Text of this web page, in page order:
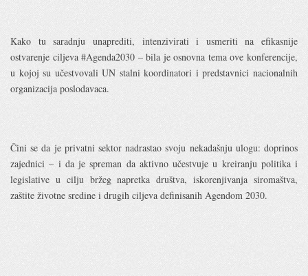
Kako tu saradnju unaprediti, intenzivirati i usmeriti na efikasnije
ostvarenje ciljeva #Agenda2030 – bila je osnovna tema ove konferencije,
u kojoj su učestvovali UN stalni koordinatori i predstavnici nacionalnih
organizacija poslodavaca.
Čini se da je privatni sektor nadrastao svoju nekadašnju ulogu: doprinos
zajednici – i da je spreman da aktivno učestvuje u kreiranju politika i
legislative u cilju bržeg napretka društva, iskorenjivanja siromaštva,
zaštite životne sredine i drugih ciljeva definisanih Agendom 2030.